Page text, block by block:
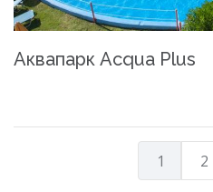
Аквапарк Acqua Plus
1 2